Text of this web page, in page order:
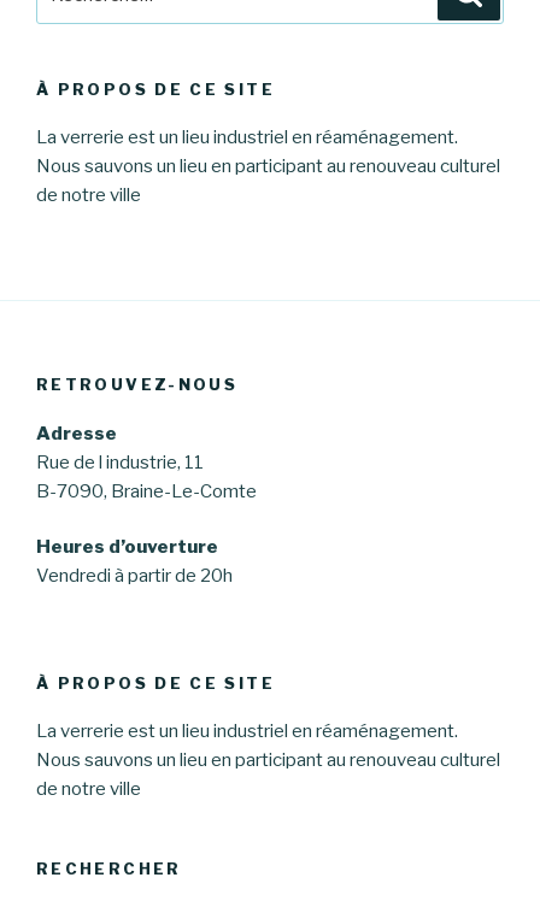
À PROPOS DE CE SITE
La verrerie est un lieu industriel en réaménagement.
Nous sauvons un lieu en participant au renouveau culturel
de notre ville
RETROUVEZ-NOUS
Adresse
Rue de l industrie, 11
B-7090, Braine-Le-Comte
Heures d’ouverture
Vendredi à partir de 20h
À PROPOS DE CE SITE
La verrerie est un lieu industriel en réaménagement.
Nous sauvons un lieu en participant au renouveau culturel
de notre ville
RECHERCHER